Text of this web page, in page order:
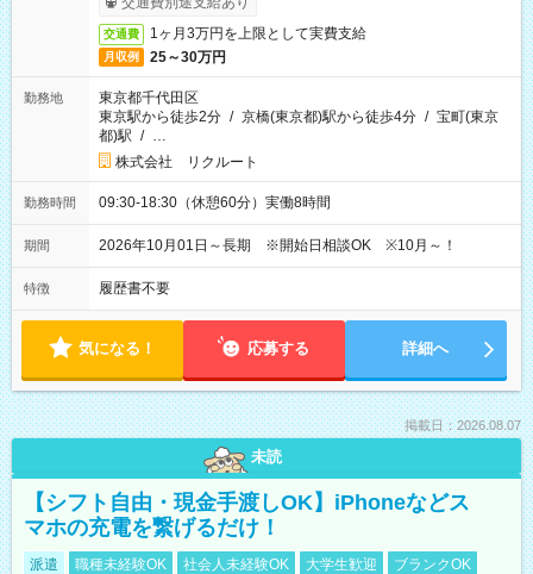
交通費 1ヶ月3万円を上限として実費支給
月収例 25～30万円
勤務地
東京都千代田区
東京駅から徒歩2分 / 京橋(東京都)駅から徒歩4分 / 宝町(東京
都)駅 / …
株式会社 リクルート
勤務時間 09:30-18:30（休憩60分）実働8時間
期間 2026年10月01日～長期 ※開始日相談OK ※10月～！
特徴 履歴書不要
気になる！ 応募する 詳細へ
掲載日：2026.08.07
未読
【シフト自由・現金手渡しOK】iPhoneなどス
マホの充電を繋げるだけ！
派遣 職種未経験OK 社会人未経験OK 大学生歓迎
ブランクOK